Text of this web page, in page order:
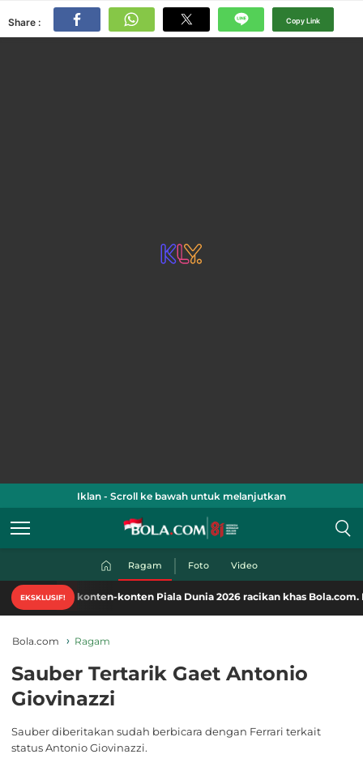
Share : Copy Link
Iklan - Scroll ke bawah untuk melanjutkan
Ragam Foto Video
EKSKLUSIF!
konten-konten Piala Dunia 2026 racikan khas Bola.com. Klik di sini!
Bola.com Ragam
Sauber Tertarik Gaet Antonio
Giovinazzi
Sauber diberitakan sudah berbicara dengan Ferrari terkait
status Antonio Giovinazzi.